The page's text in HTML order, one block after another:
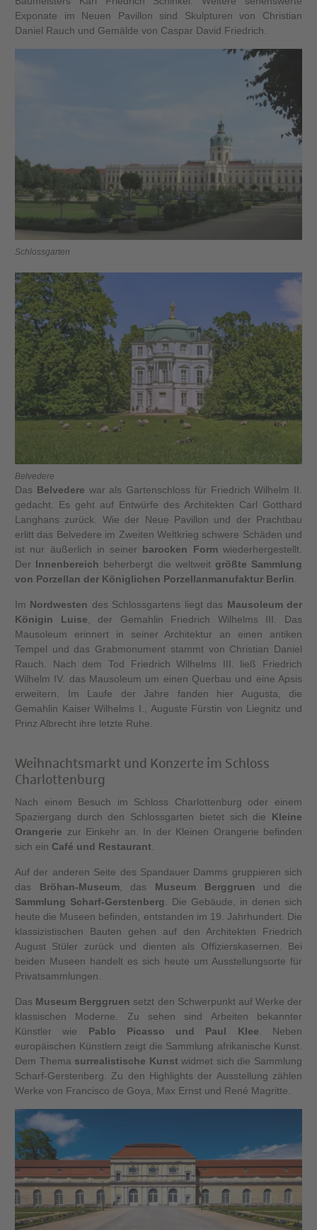
Exponate im Neuen Pavillon sind Skulpturen von Christian
Daniel Rauch und Gemälde von Caspar David Friedrich.
Schlossgarten
Belvedere
Das Belvedere war als Gartenschloss für Friedrich Wilhelm II.
gedacht. Es geht auf Entwürfe des Architekten Carl Gotthard
Langhans zurück. Wie der Neue Pavillon und der Prachtbau
erlitt das Belvedere im Zweiten Weltkrieg schwere Schäden und
ist nur äußerlich in seiner barocken Formwiederhergestellt.
Der Innenbereich beherbergt die weltweit größte Sammlung
von Porzellan der Königlichen Porzellanmanufaktur Berlin
Im Nordwesten des Schlossgartens liegt das Mausoleum der
Königin Luise , der Gemahlin Friedrich Wilhelms III. Das
Mausoleum erinnert in seiner Architektur an einen antiken
Tempel und das Grabmonument stammt von Christian Daniel
Rauch. Nach dem Tod Friedrich Wilhelms III. ließ Friedrich
Wilhelm IV. das Mausoleum um einen Querbau und eine Apsis
erweitern. Im Laufe der Jahre fanden hier Augusta, die
Gemahlin Kaiser Wilhelms I., Auguste Fürstin von Liegnitz und
Prinz Albrecht ihre letzte Ruhe.
Weihnachtsmarkt und Konzerte im Schloss
Charlottenburg
Nach einem Besuch im Schloss Charlottenburg oder einem
Spaziergang durch den Schlossgarten bietet sich die Kleine
Orangerie zur Einkehr an. In der Kleinen Orangerie befinden
sich ein Café und Restaurant.
Auf der anderen Seite des Spandauer Damms gruppieren sich
das Bröhan-Museum, das Museum Berggruen und die
Sammlung Scharf-Gerstenberg. Die Gebäude, in denen sich
heute die Museen befinden, entstanden im 19. Jahrhundert. Die
klassizistischen Bauten gehen auf den Architekten Friedrich
August Stüler zurück und dienten als Offizierskasernen. Bei
beiden Museen handelt es sich heute um Ausstellungsorte für
Privatsammlungen.
Das Museum Berggruen setzt den Schwerpunkt auf Werke der
klassischen Moderne. Zu sehen sind Arbeiten bekannter
Künstler wie Pablo Picasso und Paul Klee. Neben
europäischen Künstlern zeigt die Sammlung afrikanische Kunst.
Dem Thema surrealistische Kunst widmet sich die Sammlung
Scharf-Gerstenberg. Zu den Highlights der Ausstellung zählen
Werke von Francisco de Goya, Max Ernst und René Magritte.